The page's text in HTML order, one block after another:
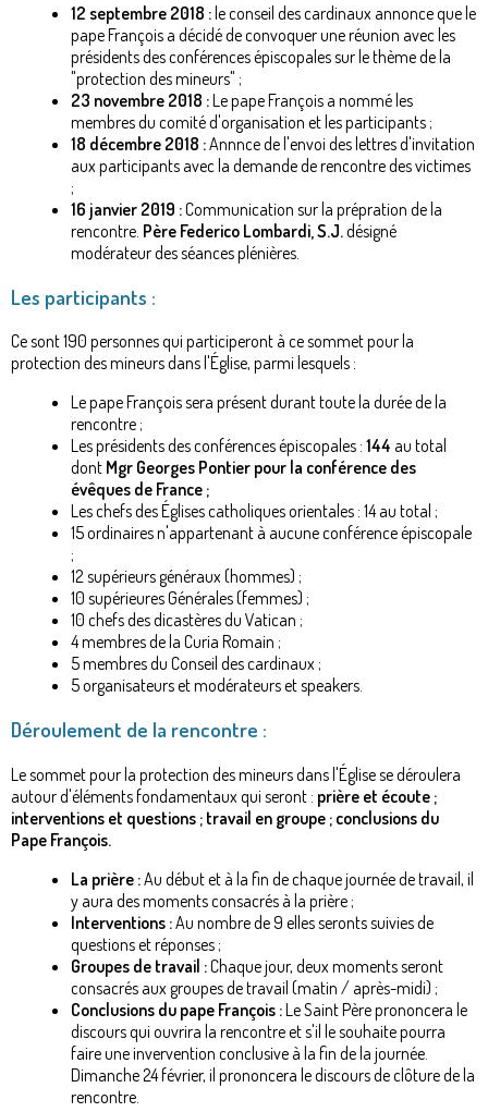
12 septembre 2018 :le conseil des cardinaux annonce que le
pape François a décidé de convoquer une réunion avec les
présidents des conférences épiscopales sur le thème de la
"protection des mineurs" ;
23 novembre 2018 :Le pape François a nommé les
membres du comité d'organisation et les participants ;
18 décembre 2018 :Annnce de l'envoi des lettres d'invitation
aux participants avec la demande de rencontre des victimes
;
16 janvier 2019 :Communication sur la prépration de la
rencontre. Père Federico Lombardi, S.J.désigné
modérateur des séances plénières.
Les participants :
Ce sont 190 personnes qui participeront à ce sommet pour la
protection des mineurs dans l'Église, parmi lesquels :
Le pape François sera présent durant toute la durée de la
rencontre ;
Les présidents des conférences épiscopales : 144 au total
dont Mgr Georges Pontier pour la conférence des
évêques de France ;
Les chefs des Églises catholiques orientales : 14 au total ;
15 ordinaires n'appartenant à aucune conférence épiscopale
;
12 supérieurs généraux (hommes) ;
10 supérieures Générales (femmes) ;
10 chefs des dicastères du Vatican ;
4 membres de la Curia Romain ;
5 membres du Conseil des cardinaux ;
5 organisateurs et modérateurs et speakers.
Déroulement de la rencontre :
Le sommet pour la protection des mineurs dans l'Église se déroulera
autour d'éléments fondamentaux qui seront : prière et écoute ;
interventions et questions ; travail en groupe ; conclusions du
Pape François.
La prière :Au début et à la fin de chaque journée de travail, il
y aura des moments consacrés à la prière ;
Interventions :Au nombre de 9 elles seronts suivies de
questions et réponses ;
Groupes de travail :Chaque jour, deux moments seront
consacrés aux groupes de travail (matin / après-midi) ;
Conclusions du pape François :Le Saint Père prononcera le
discours qui ouvrira la rencontre et s'il le souhaite pourra
faire une invervention conclusive à la fin de la journée.
Dimanche 24 février, il prononcera le discours de clôture de la
rencontre.